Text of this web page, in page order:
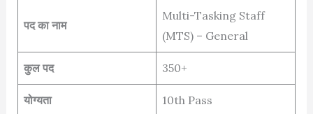
पद का नाम
Multi-Tasking Staff
(MTS) – General
कुल पद 350+
योग्यता 10th Pass